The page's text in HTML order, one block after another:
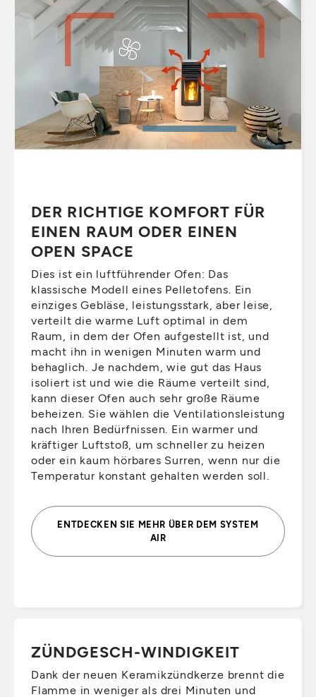
DER RICHTIGE KOMFORT FÜR
EINEN RAUM ODER EINEN
OPEN SPACE
Dies ist ein luftführender Ofen: Das
klassische Modell eines Pelletofens. Ein
einziges Gebläse, leistungsstark, aber leise,
verteilt die warme Luft optimal in dem
Raum, in dem der Ofen aufgestellt ist, und
macht ihn in wenigen Minuten warm und
behaglich. Je nachdem, wie gut das Haus
isoliert ist und wie die Räume verteilt sind,
kann dieser Ofen auch sehr große Räume
beheizen. Sie wählen die Ventilationsleistung
nach Ihren Bedürfnissen. Ein warmer und
kräftiger Luftstoß, um schneller zu heizen
oder ein kaum hörbares Surren, wenn nur die
Temperatur konstant gehalten werden soll.
ENTDECKEN SIE MEHR ÜBER DEM SYSTEM
AIR
ZÜNDGESCH-WINDIGKEIT
Dank der neuen Keramikzündkerze brennt die
Flamme in weniger als drei Minuten und